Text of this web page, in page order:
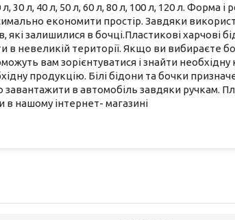
л, 30 л, 40 л, 50 л, 60 л, 80 л, 100 л, 120 л.
економити простір. Завдяки
які залишилися в бочці.Пластикові харчові
в невеликій території. Якщо ви вибираєте
вам зорієнтуватися і знайти
продукцію. Білі бідони та бочки
завантажити в автомобіль завдяки ручкам.
нашому інтернет- магазині